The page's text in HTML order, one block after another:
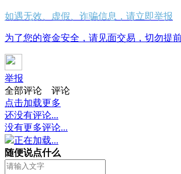
如遇无效、虚假、诈骗信息，请立即举报
为了您的资金安全，请见面交易，切勿提
举报
全部评论
评论
点击加载更多
还没有评论...
没有更多评论...
正在加载...
随便说点什么